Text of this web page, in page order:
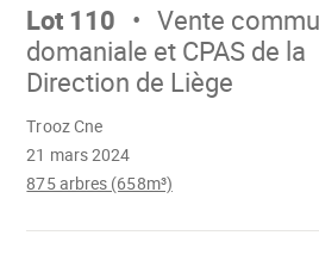
Lot 110
Vente
domaniale et CPAS de la
Direction de Liège
21 mars 2024
Trooz Cne
875 arbres (658m³)
Aller